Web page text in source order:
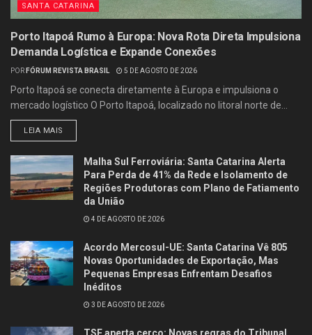
SANTA CATARINA
Porto Itapoá Rumo à Europa: Nova Rota Direta Impulsiona
Demanda Logística e Expande Conexões
POR FÓRUM REVISTA BRASIL 5 DE AGOSTO DE 2026
Porto Itapoá se conecta diretamente à Europa e impulsiona o
mercado logístico O Porto Itapoá, localizado no litoral norte de...
LEIA MAIS
Malha Sul Ferroviária: Santa Catarina Alerta
Para Perda de 41% da Rede e Isolamento de
Regiões Produtoras com Plano de Fatiamento
da União
4 DE AGOSTO DE 2026
Acordo Mercosul-UE: Santa Catarina Vê 805
Novas Oportunidades de Exportação, Mas
Pequenas Empresas Enfrentam Desafios
Inéditos
3 DE AGOSTO DE 2026